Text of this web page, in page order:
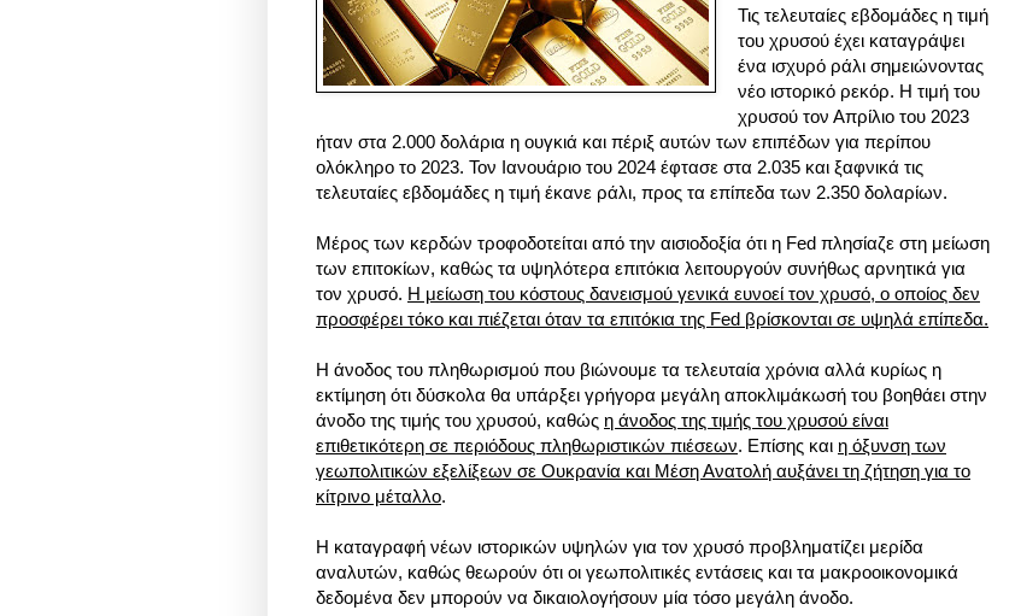
Τις τελευταίες εβδομάδες η τιμή
του χρυσού έχει καταγράψει
ένα ισχυρό ράλι σημειώνοντας
νέο ιστορικό ρεκόρ. Η τιμή του
χρυσού τον Απρίλιο του 2023
ήταν στα 2.000 δολάρια η ουγκιά και πέριξ αυτών των επιπέδων για περίπου
ολόκληρο το 2023. Τον Ιανουάριο του 2024 έφτασε στα 2.035 και ξαφνικά τις
τελευταίες εβδομάδες η τιμή έκανε ράλι, προς τα επίπεδα των 2.350 δολαρίων.
Μέρος των κερδών τροφοδοτείται από την αισιοδοξία ότι η Fed πλησίαζε στη μείωση
των επιτοκίων, καθώς τα υψηλότερα επιτόκια λειτουργούν συνήθως αρνητικά για
τον χρυσό. Η μείωση του κόστους δανεισμού γενικά ευνοεί τον χρυσό, ο οποίος δεν
προσφέρει τόκο και πιέζεται όταν τα επιτόκια της Fed βρίσκονται σε υψηλά επίπεδα.
Η άνοδος του πληθωρισμού που βιώνουμε τα τελευταία χρόνια αλλά κυρίως η
εκτίμηση ότι δύσκολα θα υπάρξει γρήγορα μεγάλη αποκλιμάκωσή του βοηθάει στην
άνοδο της τιμής του χρυσού, καθώς η άνοδος της τιμής του χρυσού είναι
επιθετικότερη σε περιόδους πληθωριστικών πιέσεων. Επίσης και η όξυνση των
γεωπολιτικών εξελίξεων σε Ουκρανία και Μέση Ανατολή αυξάνει τη ζήτηση για το
κίτρινο μέταλλο.
Η καταγραφή νέων ιστορικών υψηλών για τον χρυσό προβληματίζει μερίδα
αναλυτών, καθώς θεωρούν ότι οι γεωπολιτικές εντάσεις και τα μακροοικονομικά
δεδομένα δεν μπορούν να δικαιολογήσουν μία τόσο μεγάλη άνοδο.